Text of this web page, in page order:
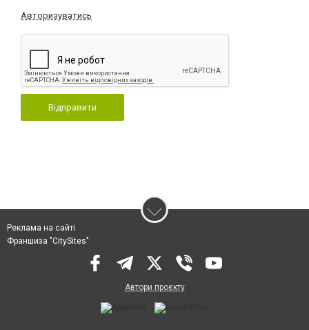
Авторизуватись
Відправити
Реклама на сайті
Франшиза "CitySites"
Автори проєкту